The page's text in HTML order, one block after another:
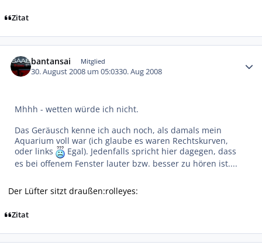
Zitat
bantansai Mitglied
30. August 2008 um 05:0330. Aug 2008
Mhhh - wetten würde ich nicht.
Das Geräusch kenne ich auch noch, als damals mein
Aquarium voll war (ich glaube es waren Rechtskurven,
oder links
Egal). Jedenfalls spricht hier dagegen, dass
es bei offenem Fenster lauter bzw. besser zu hören ist....
Der Lüfter sitzt draußen:rolleyes:
Zitat